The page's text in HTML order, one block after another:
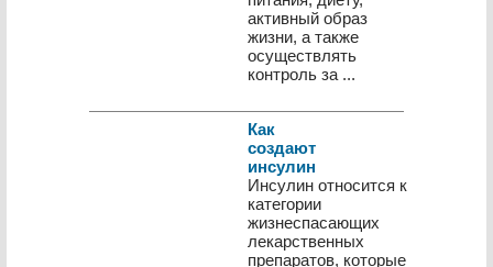
активный образ
жизни, а также
осуществлять
контроль за ...
Как
создают
инсулин
Инсулин относится к
категории
жизнеспасающих
лекарственных
препаратов, которые